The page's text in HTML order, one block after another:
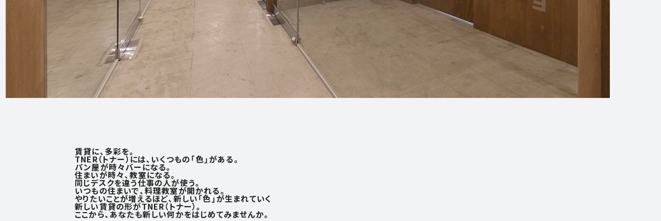
賃貸に、多彩を。
TNER（トナー）には、いくつもの「色」がある。
パン屋が時々バーになる。
住まいが時々、教室になる。
同じデスクを違う仕事の人が使う。
いつもの住まいで、料理教室が開かれる。
やりたいことが増えるほど、 新しい「色」が生まれていく
新しい賃貸の形がTNER（トナー）。
ここから、あなたも新しい何かをはじめてみませんか。